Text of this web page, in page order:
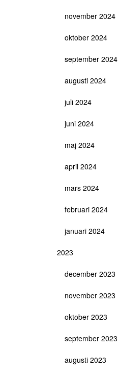
november 2024
oktober 2024
september 2024
augusti 2024
juli 2024
juni 2024
maj 2024
april 2024
mars 2024
februari 2024
januari 2024
2023
december 2023
november 2023
oktober 2023
september 2023
augusti 2023